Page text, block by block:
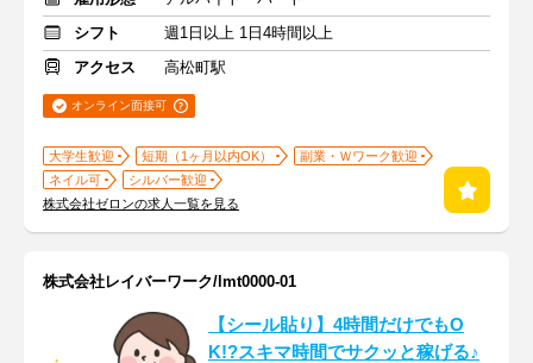
シフト
週1日以上 1日4時間以上
アクセス
高松町駅
オンライン面接可
大学生歓迎 短期（1ヶ月以内OK）
副業・Ｗワーク歓迎
ネイル可
シルバー歓迎
株式会社ゼロンの求人一覧を見る
株式会社レイバーワーク/lmt0000-01
【シール貼り】4時間だけでもO
K!?スキマ時間でサクッと稼げる♪